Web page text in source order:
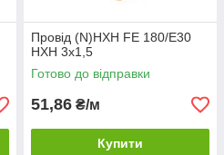
Провід (N)HXH FE 180/E30
HXH 3x1,5
Готово до відправки
51,86 ₴/м
Купити